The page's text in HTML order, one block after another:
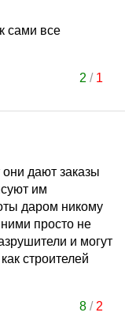
сами все
2 / 1
дают заказы
им
даром никому
просто не
и могут
строителей
8/ 2